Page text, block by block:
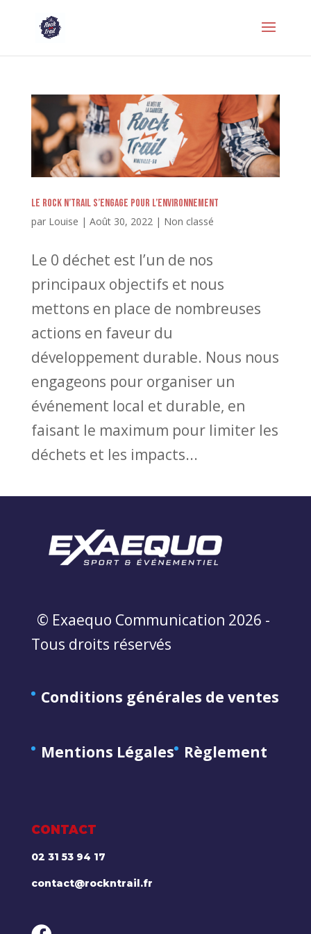
Le rock n’trail s’engage pour l’environnement
par Louise | Août 30, 2022| Non classé
Le 0 déchet est l’un de nos
principaux objectifs et nous
mettons en place de nombreuses
actions en faveur du
développement durable. Nous nous
engageons pour organiser un
événement local et durable, en
faisant le maximum pour limiter les
déchets et les impacts...
© Exaequo Communication 2026 -
Tous droits réservés
Conditions générales de ventes
Mentions Légales Règlement
CONTACT
02 31 53 94 17
contact@rockntrail.fr